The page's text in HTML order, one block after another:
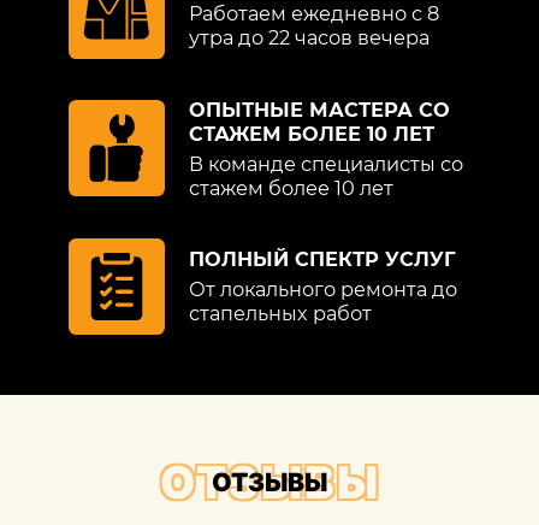
Работаем ежедневно с 8
утра до 22 часов вечера
ОПЫТНЫЕ МАСТЕРА СО
СТАЖЕМ БОЛЕЕ 10 ЛЕТ
В команде специалисты со
стажем более 10 лет
ПОЛНЫЙ СПЕКТР УСЛУГ
От локального ремонта до
стапельных работ
ОТЗЫВЫ
ОТЗЫВЫ